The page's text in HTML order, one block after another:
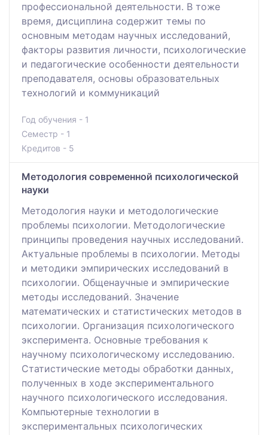
профессиональной деятельности. В тоже
время, дисциплина содержит темы по
основным методам научных исследований,
факторы развития личности, психологические
и педагогические особенности деятельности
преподавателя, основы образовательных
технологий и коммуникаций
Год обучения - 1
Семестр - 1
Кредитов - 5
Методология современной психологической
науки
Методология науки и методологические
проблемы психологии. Методологические
принципы проведения научных исследований.
Актуальные проблемы в психологии. Методы
и методики эмпирических исследований в
психологии. Общенаучные и эмпирические
методы исследований. Значение
математических и статистических методов в
психологии. Организация психологического
эксперимента. Основные требования к
научному психологическому исследованию.
Статистические методы обработки данных,
полученных в ходе экспериментального
научного психологического исследования.
Компьютерные технологии в
экспериментальных психологических